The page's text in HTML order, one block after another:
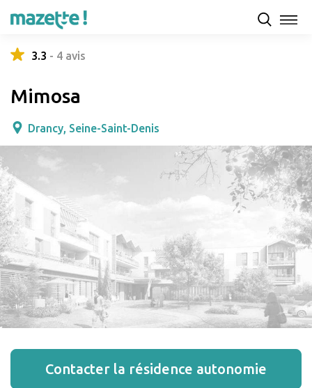
3.3 - 4 avis
Mimosa
Drancy, Seine-Saint-Denis
Contacter la résidence autonomie